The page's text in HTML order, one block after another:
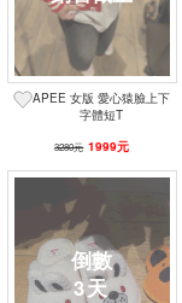
紅
L
38
APEE 女版 愛心猿臉上下
字體短T
3280元 1999元
3天